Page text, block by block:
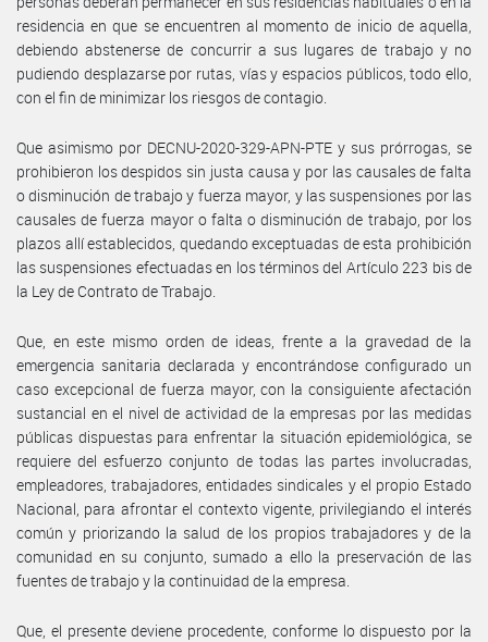
residencia en que se encuentren al momento de inicio de aquella,
debiendo abstenerse de concurrir a sus lugares de trabajo y no
pudiendo desplazarse por rutas, vías y espacios públicos, todo ello,
con el fin de minimizar los riesgos de contagio.
Que asimismo por DECNU-2020-329-APN-PTE y sus prórrogas, se
prohibieron los despidos sin justa causa y por las causales de falta
o disminución de trabajo y fuerza mayor, y las suspensiones por las
causales de fuerza mayor o falta o disminución de trabajo, por los
plazos allí establecidos, quedando exceptuadas de esta prohibición
las suspensiones efectuadas en los términos del Artículo 223 bis de
la Ley de Contrato de Trabajo.
Que, en este mismo orden de ideas, frente a la gravedad de la
emergencia sanitaria declarada y encontrándose configurado un
caso excepcional de fuerza mayor, con la consiguiente afectación
sustancial en el nivel de actividad de la empresas por las medidas
públicas dispuestas para enfrentar la situación epidemiológica, se
requiere del esfuerzo conjunto de todas las partes involucradas,
empleadores, trabajadores, entidades sindicales y el propio Estado
Nacional, para afrontar el contexto vigente, privilegiando el interés
común y priorizando la salud de los propios trabajadores y de la
comunidad en su conjunto, sumado a ello la preservación de las
fuentes de trabajo y la continuidad de la empresa.
Que, el presente deviene procedente, conforme lo dispuesto por la